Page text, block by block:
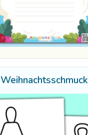
Weihnachtsschmuck